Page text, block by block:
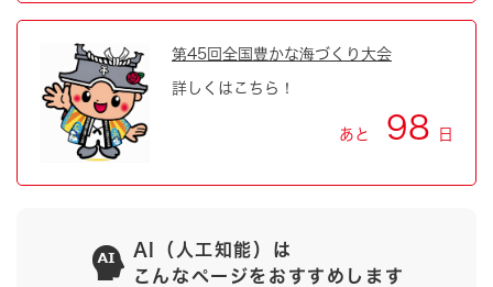
第45回全国豊かな海づくり大会
詳しくはこちら！
あと 98 日
AI（人工知能）は
こんなページをおすすめします